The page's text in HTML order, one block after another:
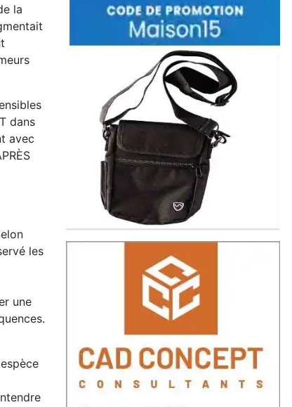
la
dans
avec
les
une